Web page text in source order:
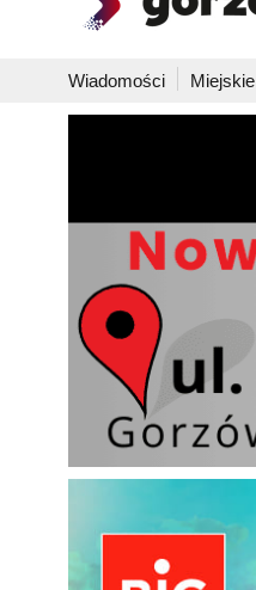
Wiadomości Miejskie